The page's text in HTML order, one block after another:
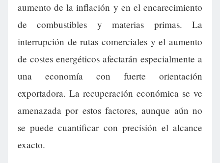
aumento de la inflación y en el encarecimiento
de combustibles y materias primas. La
interrupción de rutas comerciales y el aumento
de costes energéticos afectarán especialmente a
una economía con fuerte orientación
exportadora. La recuperación económica se ve
amenazada por estos factores, aunque aún no
se puede cuantificar con precisión el alcance
exacto.